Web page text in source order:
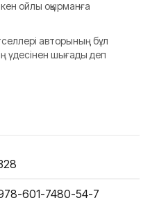
ойлы оқырманға
авторының бұл
үдесінен шығады деп
601-7480-54-7